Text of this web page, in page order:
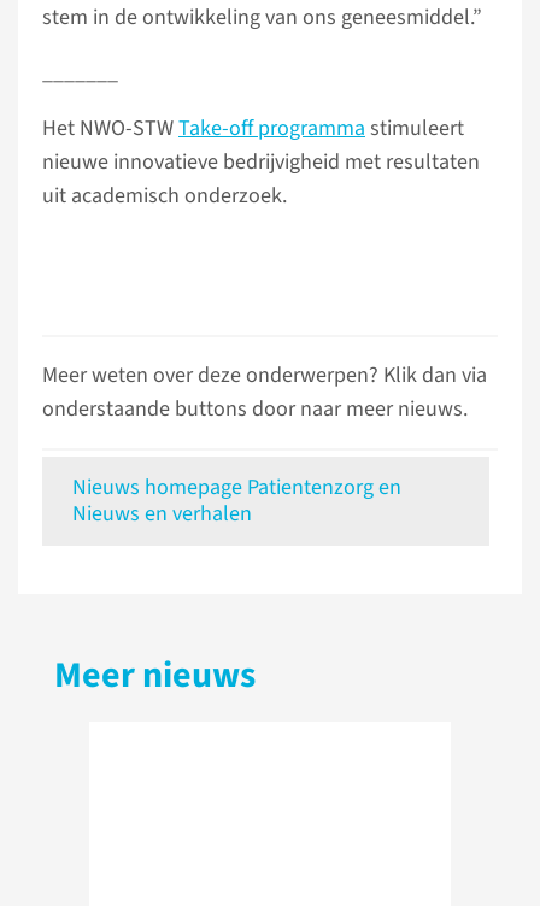
stem in de ontwikkeling van ons geneesmiddel.”
Het NWO-STWTake-off programma stimuleert
nieuwe innovatieve bedrijvigheid met resultaten
uit academisch onderzoek.
Meer weten over deze onderwerpen? Klik dan via
onderstaande buttons door naar meer nieuws.
Nieuws homepage Patientenzorg en
Nieuws en verhalen
Meer nieuws